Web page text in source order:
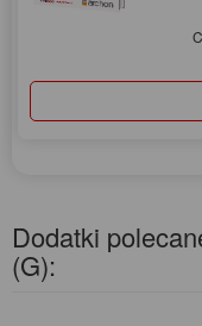
Dodatki
(G):